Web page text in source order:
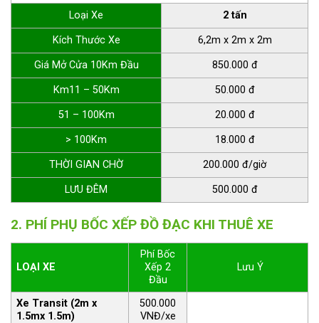
Loại Xe 2 tấn
Kích Thước Xe 6,2m x 2m x 2m
Giá Mở Cửa 10Km Đầu 850.000 đ
Km11 – 50Km 50.000 đ
51 – 100Km 20.000 đ
> 100Km 18.000 đ
THỜI GIAN CHỜ 200.000 đ/giờ
LƯU ĐÊM 500.000 đ
2. PHÍ PHỤ BỐC XẾP ĐỒ ĐẠC KHI THUÊ XE
LOẠI XE
Phí Bốc
Xếp 2
Đầu
Lưu Ý
Xe Transit (2m x
1.5mx 1.5m)
500.000
VNĐ/xe